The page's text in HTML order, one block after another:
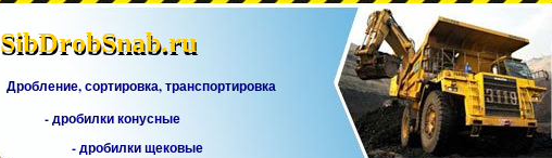
SibDrobSnab.ru
SibDrobSnab.ru
Дробление, сортировка, транспортировка
- дробилки конусные
- дробилки щековые